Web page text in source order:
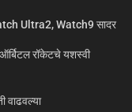
Ultra2, Watch9 सादर
रॉकेटचे यशस्वी
वाढवल्या